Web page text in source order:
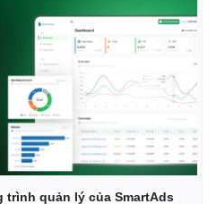
trình quản lý của SmartAds